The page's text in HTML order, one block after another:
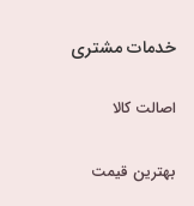
خدمات مشتری
اصالت کالا
بهترین قیمت